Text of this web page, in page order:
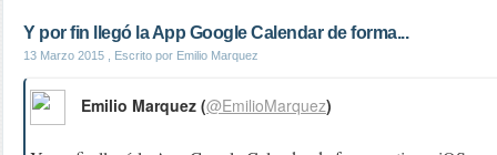
Y por fin llegó la App Google Calendar de forma...
13 Marzo 2015 , Escrito por Emilio Marquez
Emilio Marquez (@EmilioMarquez)